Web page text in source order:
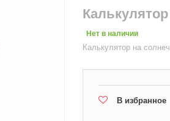
Нет в наличии
Калькулятор на
В избранное